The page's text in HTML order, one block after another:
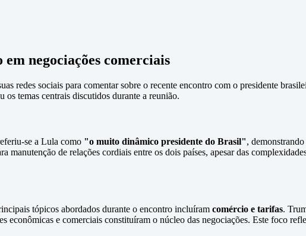
negociações comerciais
redes sociais para comentar sobre o recente encontro com o presidente
temas centrais discutidos durante a reunião.
se a Lula como "o muito dinâmico presidente do Brasil",
manutenção de relações cordiais entre os dois países, apesar das
tópicos abordados durante o encontro incluíram comércio e tarifas.
econômicas e comerciais constituíram o núcleo das negociações. Este foco